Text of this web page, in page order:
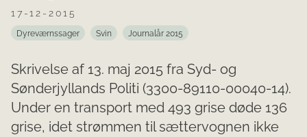
17-12-2015
Dyreværnssager Svin Journalår 2015
Skrivelse af 13. maj 2015 fra Syd- og
Sønderjyllands Politi (3300-89110-00040-14).
Under en transport med 493 grise døde 136
grise, idet strømmen til sættervognen ikke